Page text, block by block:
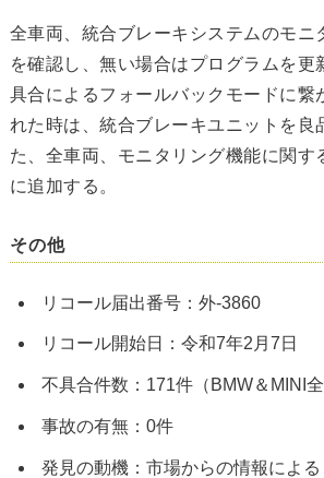
全車両、統合ブレーキシステムのモニ
を確認し、無い場合はプログラムを更
具合によるフォールバックモードに繋
れた時は、統合ブレーキユニットを良
た、全車両、モニタリング機能に関す
に追加する。
その他
リコール届出番号：外-3860
リコール開始日：令和7年2月7日
不具合件数：171件（BMW＆MINI全
事故の有無：0件
発見の動機：市場からの情報による